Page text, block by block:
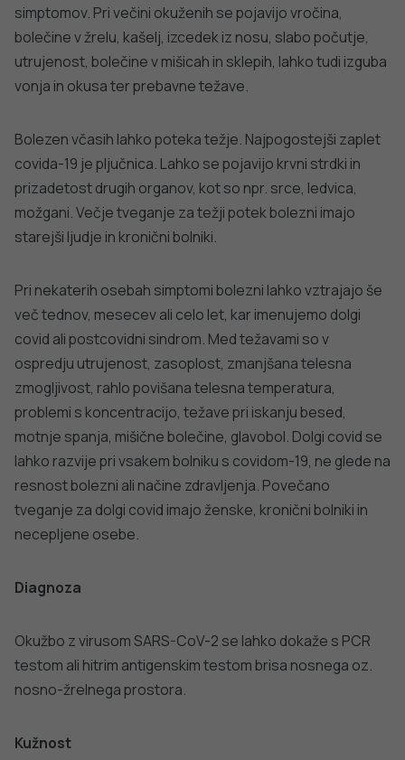
Informacije o cepljenju proti gripi, covidu-19 in
pnevmokoknim okužbam v sezoni okužb dihal 2023/2024
so na voljo na
naslednji povezavi
Priporočila za zaščito zdravja v trenutni situaciji covida-19
so dostopna na
naslednji povezavi
DODATNO BRANJE
Sorodni članki
VSE IZ TEMATIKE
NALEZLJIVE BOLEZNI OD A DO Ž NALEZLJIVE
Za dobro javno zdravje